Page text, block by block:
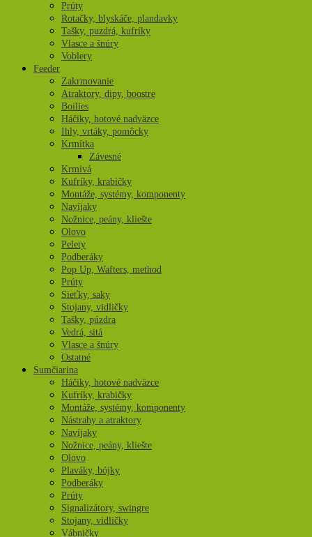
Prúty
Rotačky, blyskáče, plandavky
Tašky, puzdrá, kufríky
Vlasce a šnúry
Voblery
Feeder
Zakrmovanie
Atraktory, dipy, boostre
Boilies
Háčiky, hotové nadväzce
Ihly, vrtáky, pomôcky
Krmítka
Závesné
Krmivá
Kufríky, krabičky
Montáže, systémy, komponenty
Navíjaky
Nožnice, peány, kliešte
Olovo
Pelety
Podberáky
Pop Up, Wafters, method
Prúty
Sieťky, saky
Stojany, vidličky
Tašky, púzdra
Vedrá, sitá
Vlasce a šnúry
Ostatné
Sumčiarina
Háčiky, hotové nadväzce
Kufríky, krabičky
Montáže, systémy, komponenty
Nástrahy a atraktory
Navíjaky
Nožnice, peány, kliešte
Olovo
Plaváky, bójky
Podberáky
Prúty
Signalizátory, swingre
Stojany, vidličky
Vábničky